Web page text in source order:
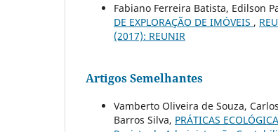
Fabiano Ferreira Batista, Edilson
DE EXPLORAÇÃO DE IMÓVEIS ,
(2017): REUNIR
Artigos Semelhantes
Vamberto Oliveira de Souza,
Barros Silva, PRÁTICAS